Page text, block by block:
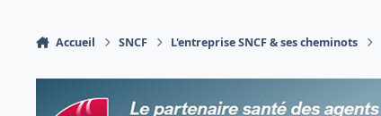
Accueil SNCF L'entreprise SNCF & ses cheminots